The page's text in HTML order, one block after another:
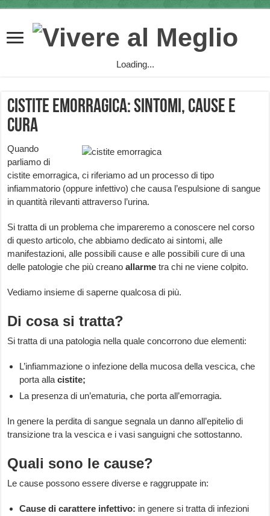
Loading...
Cistite Emorragica: sintomi, cause e
cura
Quando
parliamo di
cistite emorragica, ci riferiamo ad un processo di tipo
infiammatorio (oppure infettivo) che causa l’espulsione di sangue
in quantità rilevanti attraverso l’urina.
Si tratta di un problema che impareremo a conoscere nel corso
di questo articolo, che abbiamo dedicato ai sintomi, alle
manifestazioni, alle possibili cause e alle possibili cure di una
delle patologie che più creanoallarme tra chi ne viene colpito.
Vediamo insieme di saperne qualcosa di più.
Di cosa si tratta?
Si tratta di una patologia nella quale concorrono due elementi:
L’infiammazione o infezione della mucosa della vescica, che
porta allacistite;
La presenza di un’ematuria, che porta all’emorragia.
In genere la perdita di sangue segnala un danno all’epitelio di
transizione tra la vescica e i vasi sanguigni che sottostanno.
Quali sono le cause?
Le cause possono essere diverse e raggruppate in:
Cause di carattere infettivo: in genere si tratta di infezioni